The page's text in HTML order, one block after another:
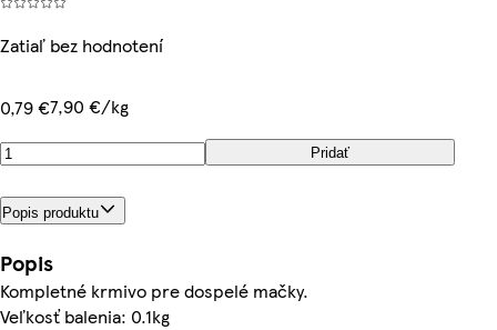
Zatiaľ bez hodnotení
0,79 €7,90 €/kg
Pridať
Popis produktu
Popis
Kompletné krmivo pre dospelé mačky.
Veľkosť balenia: 0.1kg